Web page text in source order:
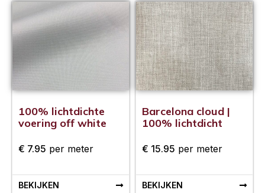
100% lichtdichte
voering off white
€ 7.95 per meter
BEKIJKEN
Barcelona cloud |
100% lichtdicht
€ 15.95 per meter
BEKIJKEN